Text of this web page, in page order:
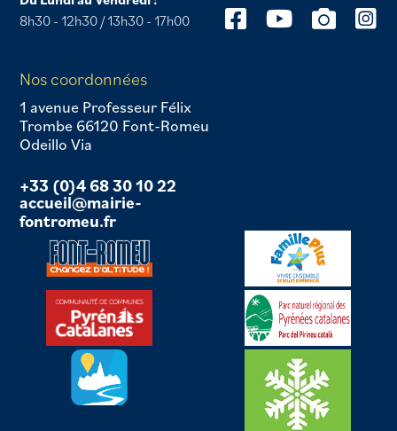
8h30 - 12h30 / 13h30 - 17h00
Nos coordonnées
1 avenue Professeur Félix
Trombe 66120 Font-Romeu
Odeillo Via
+33 (0)4 68 30 10 22
accueil@mairie-
fontromeu.fr